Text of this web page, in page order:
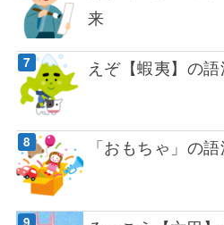
来
えぞ【蝦夷】の
「おもちゃ」の